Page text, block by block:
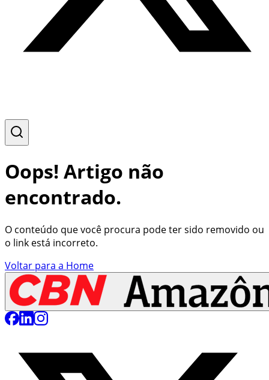
Oops! Artigo não
encontrado.
O conteúdo que você procura pode ter sido removido ou
o link está incorreto.
Voltar para a Home